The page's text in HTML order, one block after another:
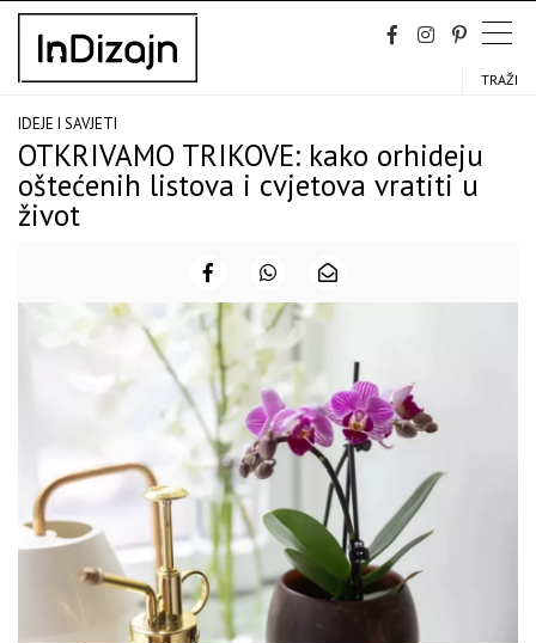
Skip
content
TRAŽI
IDEJE I SAVJETI
OTKRIVAMO TRIKOVE: kako orhideju
oštećenih listova i cvjetova vratiti u
život